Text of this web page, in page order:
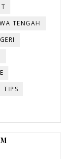
TENGAH
TIPS